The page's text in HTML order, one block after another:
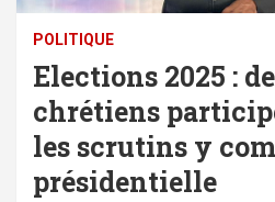
POLITIQUE
Elections 2025 :
chrétiens
les scrutins y
présidentielle